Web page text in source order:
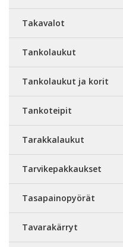
Takavalot
Tankolaukut
Tankolaukut ja korit
Tankoteipit
Tarakkalaukut
Tarvikepakkaukset
Tasapainopyörät
Tavarakärryt